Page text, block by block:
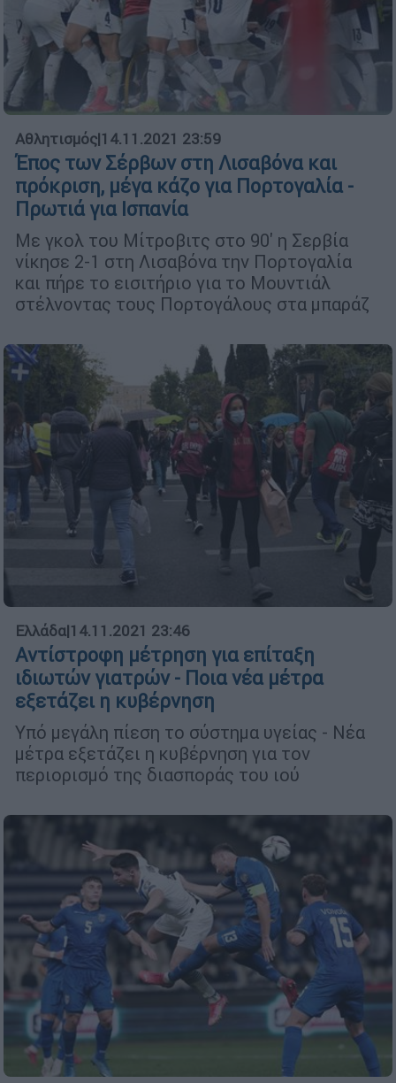
Αθλητισμός|14.11.2021 23:59
Έπος των Σέρβων στη Λισαβόνα και
πρόκριση, μέγα κάζο για Πορτογαλία -
Πρωτιά για Ισπανία
Με γκολ του Μίτροβιτς στο 90' η Σερβία
νίκησε 2-1 στη Λισαβόνα την Πορτογαλία
και πήρε το εισιτήριο για το Μουντιάλ
στέλνοντας τους Πορτογάλους στα μπαράζ
Ελλάδα|14.11.2021 23:46
Αντίστροφη μέτρηση για επίταξη
ιδιωτών γιατρών - Ποια νέα μέτρα
εξετάζει η κυβέρνηση
Υπό μεγάλη πίεση το σύστημα υγείας - Νέα
μέτρα εξετάζει η κυβέρνηση για τον
περιορισμό της διασποράς του ιού